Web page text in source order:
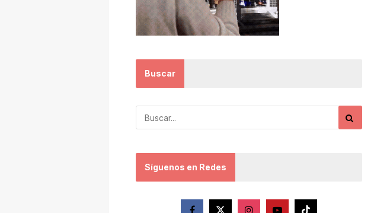
Buscar
Síguenos en Redes